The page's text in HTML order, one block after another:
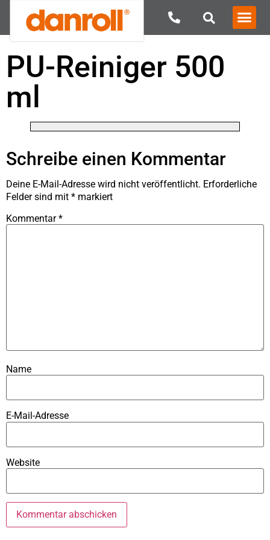
PU-Reiniger 500
ml
Schreibe einen Kommentar
Deine E-Mail-Adresse wird nicht veröffentlicht. Erforderliche
Felder sind mit * markiert
Kommentar*
Name
E-Mail-Adresse
Website